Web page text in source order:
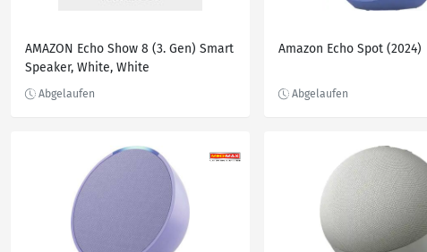
AMAZON Echo Show 8 (3. Gen) Smart
Speaker, White, White
Amazon Echo Spot (2024)